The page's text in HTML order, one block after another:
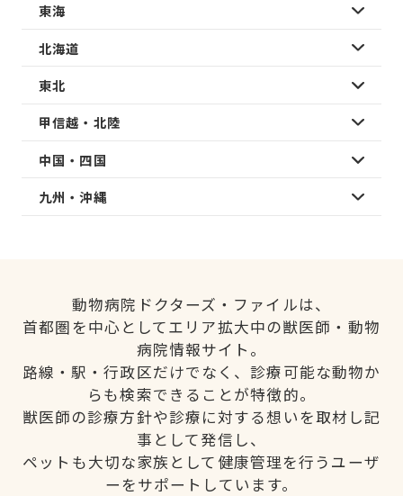
東海
北海道
東北
甲信越・北陸
中国・四国
九州・沖縄
動物病院ドクターズ・ファイルは、
首都圏を中心としてエリア拡大中の獣医師・動物
病院情報サイト。
路線・駅・行政区だけでなく、診療可能な動物か
らも検索できることが特徴的。
獣医師の診療方針や診療に対する想いを取材し記
事として発信し、
ペットも大切な家族として健康管理を行うユーザ
ーをサポートしています。